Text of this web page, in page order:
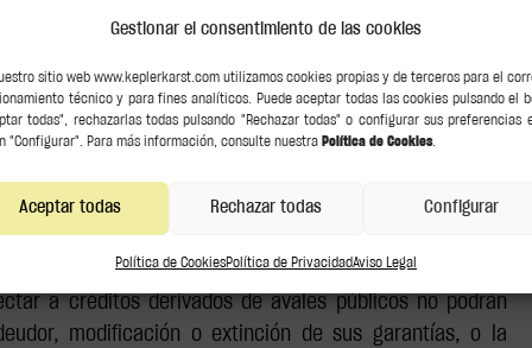
Gestionar el consentimiento de las cookies
sitio web www.keplerkarst.com utilizamos cookies propias y de terceros para el
técnico y para fines analíticos. Puede aceptar todas las cookies pulsando el
todas", rechazarlas todas pulsando "Rechazar todas" o configurar sus preferencias
"Configurar". Para más información, consulte nuestra Política de Cookies.
Aceptar todas Rechazar todas Configurar
Política de CookiesPolítica de PrivacidadAviso Legal
particularidades.
acuerdo con la Ley, el rango de crédito ordinario, sin
crédito principal avalado.
refundido de la Ley Concursal, establece que a las
de los créditos derivados de los avales públicos, por
a créditos derivados de avales públicos no podrán
modificación o extinción de sus garantías, o la